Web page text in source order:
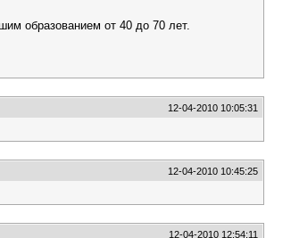
образованием от 40 до 70 лет.
12-04-2010 10:05:31
12-04-2010 10:45:25
12-04-2010 12:54:11